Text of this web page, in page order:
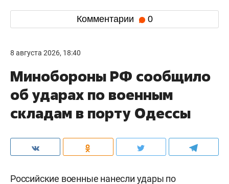
Комментарии 0
8 августа 2026, 18:40
Минобороны РФ сообщило
об ударах по военным
складам в порту Одессы
Российские военные нанесли удары по